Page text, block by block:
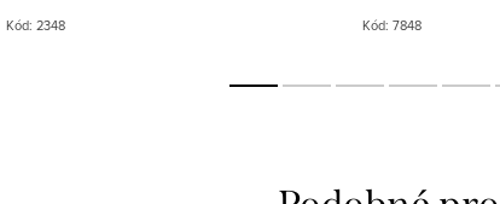
Kód: 2348 Kód: 7848